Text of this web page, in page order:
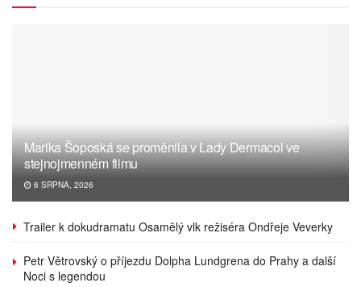
Marika Šoposká se proměnila v Lady Dermacol ve
stejnojmenném filmu
6 SRPNA, 2026
Trailer k dokudramatu Osamělý vlk režiséra Ondřeje Veverky
Petr Větrovský o příjezdu Dolpha Lundgrena do Prahy a další
Noci s legendou